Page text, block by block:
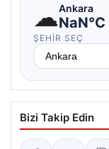
☁Ankara
NaN°C
ŞEHIR SEÇ
Bizi Takip Edin